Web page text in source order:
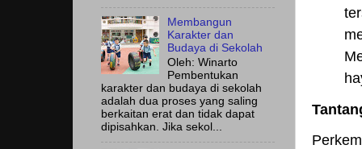
Membangun
Karakter dan
Budaya di Sekolah
Oleh: Winarto
Pembentukan
karakter dan budaya di sekolah
adalah dua proses yang saling
berkaitan erat dan tidak dapat
dipisahkan. Jika sekol...